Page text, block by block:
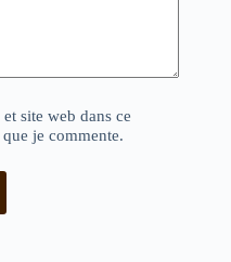
site web dans ce
je commente.